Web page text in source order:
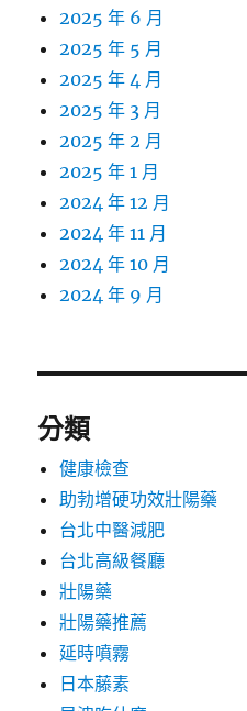
2025 年 6 月
2025 年 5 月
2025 年 4 月
2025 年 3 月
2025 年 2 月
2025 年 1 月
2024 年 12 月
2024 年 11 月
2024 年 10 月
2024 年 9 月
分類
健康檢查
助勃增硬功效壯陽藥
台北中醫減肥
台北高級餐廳
壯陽藥
壯陽藥推薦
延時噴霧
日本藤素